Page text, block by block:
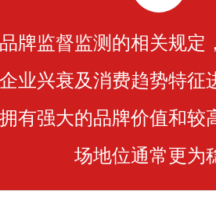
牌监督监测的相关规定
业兴衰及消费趋势特征
有强大的品牌价值和较
场地位通常更为